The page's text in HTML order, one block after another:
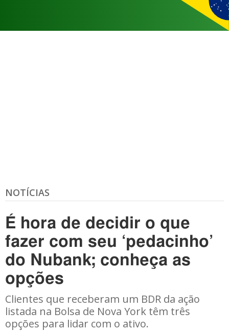
NOTÍCIAS
É hora de decidir o que
fazer com seu ‘pedacinho’
do Nubank; conheça as
opções
Clientes que receberam um BDR da ação
listada na Bolsa de Nova York têm três
opções para lidar com o ativo.